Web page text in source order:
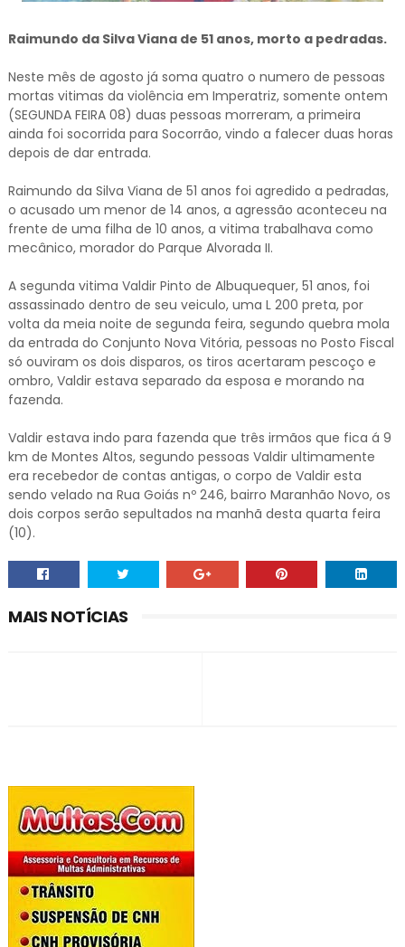
Raimundo da Silva Viana de 51 anos, morto a pedradas.
Neste mês de agosto já soma quatro o numero de pessoas
mortas vitimas da violência em Imperatriz, somente ontem
(SEGUNDA FEIRA 08) duas pessoas morreram, a primeira
ainda foi socorrida para Socorrão, vindo a falecer duas horas
depois de dar entrada.
Raimundo da Silva Viana de 51 anos foi agredido a pedradas,
o acusado um menor de 14 anos, a agressão aconteceu na
frente de uma filha de 10 anos, a vitima trabalhava como
mecânico, morador do Parque Alvorada II.
A segunda vitima Valdir Pinto de Albuquequer, 51 anos, foi
assassinado dentro de seu veiculo, uma L 200 preta, por
volta da meia noite de segunda feira, segundo quebra mola
da entrada do Conjunto Nova Vitória, pessoas no Posto Fiscal
só ouviram os dois disparos, os tiros acertaram pescoço e
ombro, Valdir estava separado da esposa e morando na
fazenda.
Valdir estava indo para fazenda que três irmãos que fica á 9
km de Montes Altos, segundo pessoas Valdir ultimamente
era recebedor de contas antigas, o corpo de Valdir esta
sendo velado na Rua Goiás nº 246, bairro Maranhão Novo, os
dois corpos serão sepultados na manhã desta quarta feira
(10).
MAIS NOTÍCIAS